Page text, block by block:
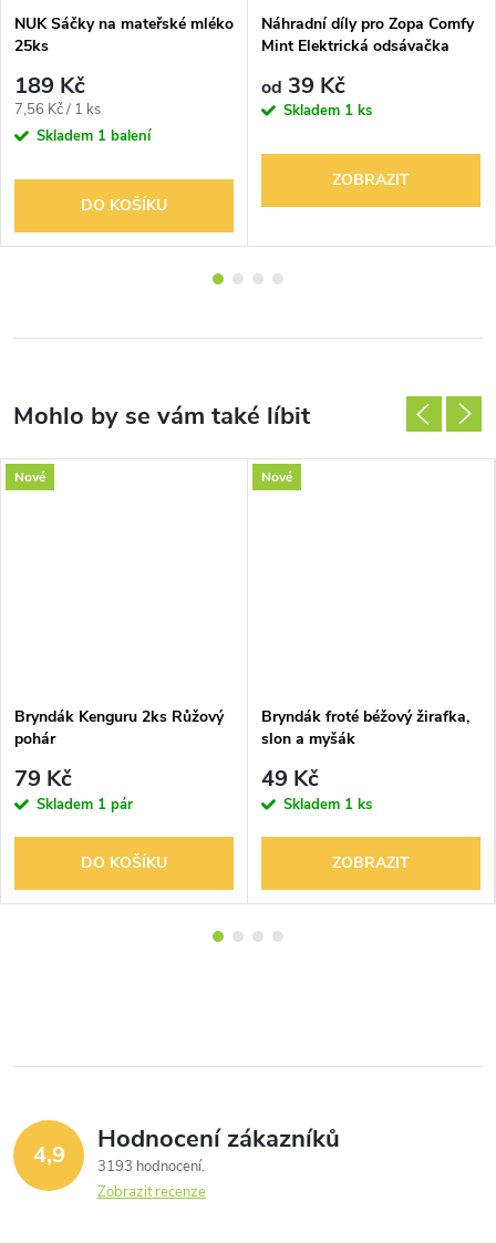
NUK Sáčky na mateřské mléko
25ks
189 Kč
Měrná
cena:
7,56 Kč / 1 ks
Skladem 1 balení
DO KOŠÍKU
Náhradní díly pro Zopa Comfy
Mint Elektrická odsávačka
od 39 Kč
Skladem 1 ks
ZOBRAZIT
Nové
Bryndák Kenguru 2ks Růžový
pohár
79 Kč
Skladem 1 pár
DO KOŠÍKU
Nové
Bryndák froté béžový žirafka,
slon a myšák
49 Kč
Skladem 1 ks
ZOBRAZIT
4,9 Hodnocení zákazníků
3193 hodnocení
Zobrazit recenze